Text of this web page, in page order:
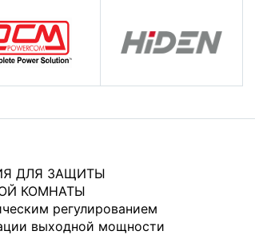
ДЛЯ ЗАЩИТЫ
КОМНАТЫ
регулированием
выходной мощности